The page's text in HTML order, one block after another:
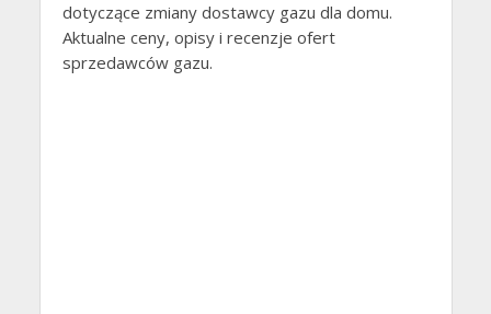
dotyczące zmiany dostawcy gazu dla domu.
Aktualne ceny, opisy i recenzje ofert
sprzedawców gazu.